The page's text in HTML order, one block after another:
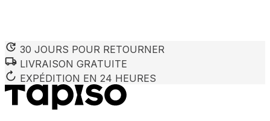
30 JOURS POUR RETOURNER
LIVRAISON GRATUITE
EXPÉDITION EN 24 HEURES
Nous utilisons des cookies pour personnaliser le contenu
partenaires peuvent combiner ces informations avec
utilisation de leurs services.